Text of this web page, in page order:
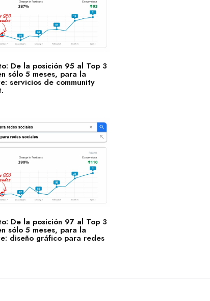
De la posición 95 al Top 3
sólo 5 meses, para la
servicios de community
De la posición 97 al Top 3
sólo 5 meses, para la
diseño gráfico para redes